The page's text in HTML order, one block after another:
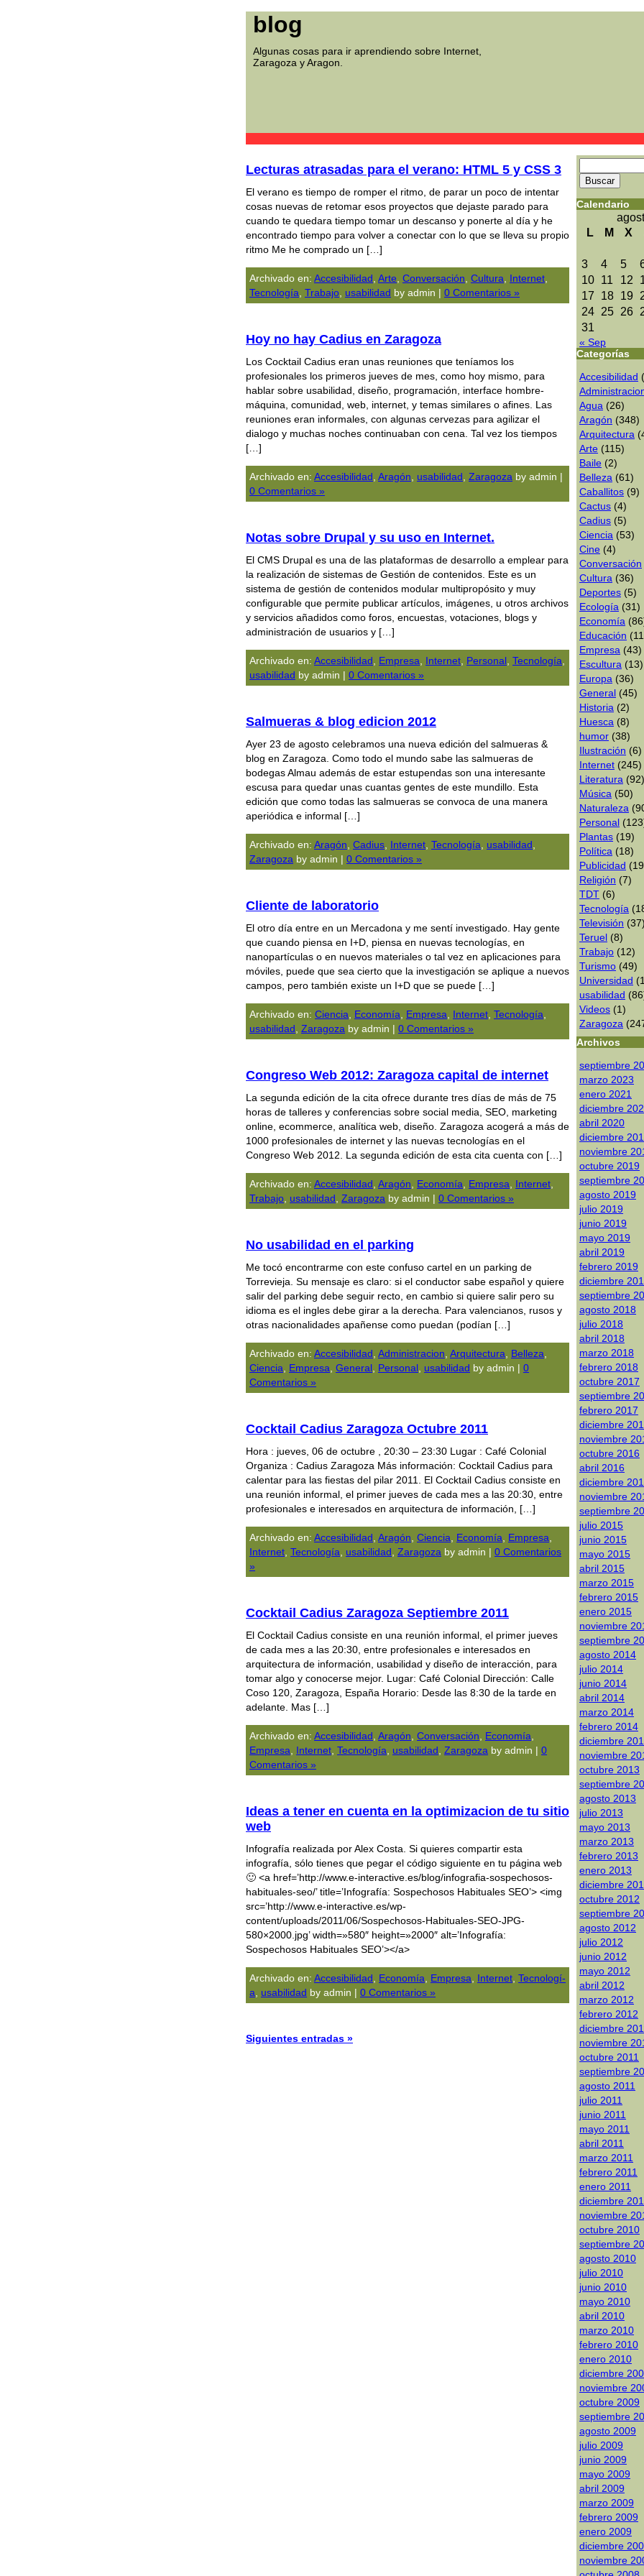
blog
Algunas cosas para ir aprendiendo sobre Internet,
Zaragoza y Aragon.
Lecturas atrasadas para el verano: HTML 5 y CSS 3
El verano es tiempo de romper el ritmo, de parar un poco de intentar
cosas nuevas de retomar esos proyectos que dejaste parado para
cuando te quedara tiempo tomar un descanso y ponerte al dí­a y he
encontrado tiempo para volver a conectar con lo que se lleva su propio
ritmo Me he comprado un […]
Archivado en: Accesibilidad Arte Conversación Cultura Internet
Tecnologí­a Trabajo usabilidad by admin | 0 Comentarios »
Hoy no hay Cadius en Zaragoza
Los Cocktail Cadius eran unas reuniones que teníamos los
profesionales los primeros jueves de mes, como hoy mismo, para
hablar sobre usabilidad, diseño, programación, interface hombre-
máquina, comunidad, web, internet, y temas similares o afines. Las
reuniones eran informales, con algunas cervezas para agilizar el
dialogo y muchas noches continuaban con cena. Tal vez los tiempos
[…]
Archivado en: Accesibilidad Aragón usabilidad Zaragoza by admin |
0 Comentarios »
Notas sobre Drupal y su uso en Internet.
El CMS Drupal es una de las plataformas de desarrollo a emplear para
la realización de sistemas de Gestión de contenidos. Este es un
sistema de gestión de contenidos modular multipropósito y muy
configurable que permite publicar artículos, imágenes, u otros archivos
y servicios añadidos como foros, encuestas, votaciones, blogs y
administración de usuarios y […]
Archivado en: Accesibilidad Empresa Internet Personal Tecnologí­a
usabilidad by admin | 0 Comentarios »
Salmueras & blog edicion 2012
Ayer 23 de agosto celebramos una nueva edición del salmueras &
blog en Zaragoza. Como todo el mundo sabe las salmueras de
bodegas Almau además de estar estupendas son una interesante
escusa para quedar unas cuantas gentes de este mundillo. Esta
edición que como todas las salmueras se convoca de una manera
aperiódica e informal […]
Archivado en: Aragón Cadius Internet Tecnologí­a usabilidad
Zaragoza by admin | 0 Comentarios »
Cliente de laboratorio
El otro día entre en un Mercadona y me sentí investigado. Hay gente
que cuando piensa en I+D, piensa en nuevas tecnologías, en
nanopartículas o en nuevos materiales o tal vez en aplicaciones para
móviles, puede que sea cierto que la investigación se aplique a nuevos
campos, pero también existe un I+D que se puede […]
Archivado en: Ciencia Economía Empresa Internet Tecnologí­a
usabilidad Zaragoza by admin | 0 Comentarios »
Congreso Web 2012: Zaragoza capital de internet
La segunda edición de la cita ofrece durante tres días de más de 75
horas de talleres y conferencias sobre social media, SEO, marketing
online, ecommerce, analítica web, diseño. Zaragoza acogerá a más de
1000 profesionales de internet y las nuevas tecnologías en el
Congreso Web 2012. La segunda edición de esta cita cuenta con […]
Archivado en: Accesibilidad Aragón Economía Empresa Internet
Trabajo usabilidad Zaragoza by admin | 0 Comentarios »
No usabilidad en el parking
Me tocó encontrarme con este confuso cartel en un parking de
Torrevieja. Su mensaje es claro: si el conductor sabe español y quiere
salir del parking debe seguir recto, en cambio si quiere salir pero su
idioma es el ingles debe girar a la derecha. Para valencianos, rusos y
otras nacionalidades apañense como puedan (podían […]
Archivado en: Accesibilidad Administracion Arquitectura Belleza
Ciencia
Empresa General Personal usabilidad by admin | 0
Comentarios »
Cocktail Cadius Zaragoza Octubre 2011
Hora : jueves, 06 de octubre , 20:30 – 23:30 Lugar : Café Colonial
Organiza : Cadius Zaragoza Más información: Cocktail Cadius para
calentar para las fiestas del pilar 2011. El Cocktail Cadius consiste en
una reunión informal, el primer jueves de cada mes a las 20:30, entre
profesionales e interesados en arquitectura de información, […]
Archivado en: Accesibilidad Aragón Ciencia Economía Empresa
Internet Tecnologí­a usabilidad Zaragoza by admin | 0 Comentarios
»
Cocktail Cadius Zaragoza Septiembre 2011
El Cocktail Cadius consiste en una reunión informal, el primer jueves
de cada mes a las 20:30, entre profesionales e interesados en
arquitectura de información, usabilidad y diseño de interacción, para
tomar algo y conocerse mejor. Lugar: Café Colonial Dirección: Calle
Coso 120, Zaragoza, España Horario: Desde las 8:30 de la tarde en
adelante. Mas […]
Archivado en: Accesibilidad Aragón Conversación Economía
Empresa
Internet Tecnologí­a usabilidad Zaragoza by admin | 0
Comentarios »
Ideas a tener en cuenta en la optimizacion de tu sitio
web
Infografía realizada por Alex Costa. Si quieres compartir esta
infografía, sólo tienes que pegar el código siguiente en tu página web
🙂 <a href=’http://www.e-interactive.es/blog/infografia-sospechosos-
habituales-seo/’ title=’Infografía: Sospechosos Habituales SEO’> <img
src=’http://www.e-interactive.es/wp-
content/uploads/2011/06/Sospechosos-Habituales-SEO-JPG-
580×2000.jpg’ width=»580″ height=»2000″ alt=’Infografía:
Sospechosos Habituales SEO’></a>
Archivado en: Accesibilidad Economía Empresa Internet Tecnologí­
a
usabilidad by admin | 0 Comentarios »
Siguientes entradas »
Calendario
L
M X
3
4 5
10 11 12
17
18 19
24 25 26
31
« Sep
Categorías
Accesibilidad
Agua (26)
Aragón (348)
Arquitectura
Arte (115)
Baile (2)
Belleza (61)
Caballitos (9)
Cactus (4)
Cadius (5)
Ciencia (53)
Cine (4)
Conversación
Cultura (36)
Deportes (5)
Ecologí­a (31)
Economía
Educación
Empresa (43)
Escultura (13)
Europa (36)
General (45)
Historia (2)
Huesca (8)
humor (38)
Ilustración (6)
Internet (245)
Literatura (92)
Música (50)
Naturaleza
Personal
Plantas (19)
Polí­tica (18)
Publicidad
Religión (7)
TDT (6)
Tecnologí­a
Televisión (37)
Teruel (8)
Trabajo (12)
Turismo (49)
Universidad
usabilidad
Videos (1)
Zaragoza
Archivos
septiembre
marzo 2023
enero 2021
diciembre
abril 2020
diciembre
noviembre
octubre 2019
septiembre
agosto 2019
julio 2019
junio 2019
mayo 2019
abril 2019
febrero 2019
diciembre
septiembre
agosto 2018
julio 2018
abril 2018
marzo 2018
febrero 2018
octubre 2017
septiembre
febrero 2017
diciembre
noviembre
octubre 2016
abril 2016
diciembre
noviembre
septiembre
julio 2015
junio 2015
mayo 2015
abril 2015
marzo 2015
febrero 2015
enero 2015
noviembre
septiembre
agosto 2014
julio 2014
junio 2014
abril 2014
marzo 2014
febrero 2014
diciembre
noviembre
octubre 2013
septiembre
agosto 2013
julio 2013
mayo 2013
marzo 2013
febrero 2013
enero 2013
diciembre
octubre 2012
septiembre
agosto 2012
julio 2012
junio 2012
mayo 2012
abril 2012
marzo 2012
febrero 2012
diciembre
noviembre
octubre 2011
septiembre
agosto 2011
julio 2011
junio 2011
mayo 2011
abril 2011
marzo 2011
febrero 2011
enero 2011
diciembre
noviembre
octubre 2010
septiembre
agosto 2010
julio 2010
junio 2010
mayo 2010
abril 2010
marzo 2010
febrero 2010
enero 2010
diciembre
noviembre
octubre 2009
septiembre
agosto 2009
julio 2009
junio 2009
mayo 2009
abril 2009
marzo 2009
febrero 2009
enero 2009
diciembre
noviembre